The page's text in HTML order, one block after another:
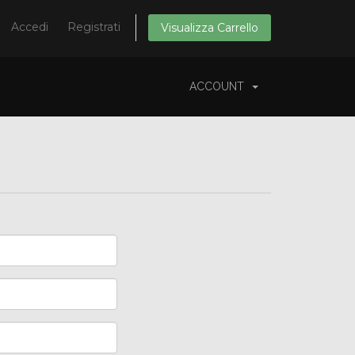
Accedi Registrati Visualizza Carrello
ACCOUNT